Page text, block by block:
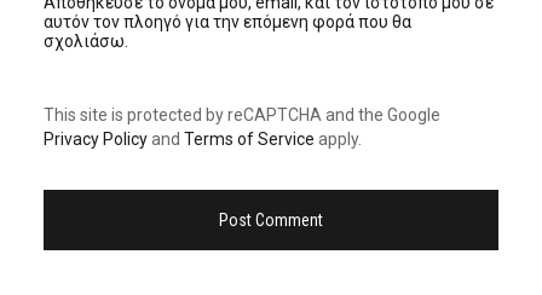
αυτόν τον πλοηγό για την επόμενη φορά που θα
σχολιάσω.
This site is protected by reCAPTCHA and the Google
Privacy Policyand Terms of Service apply.